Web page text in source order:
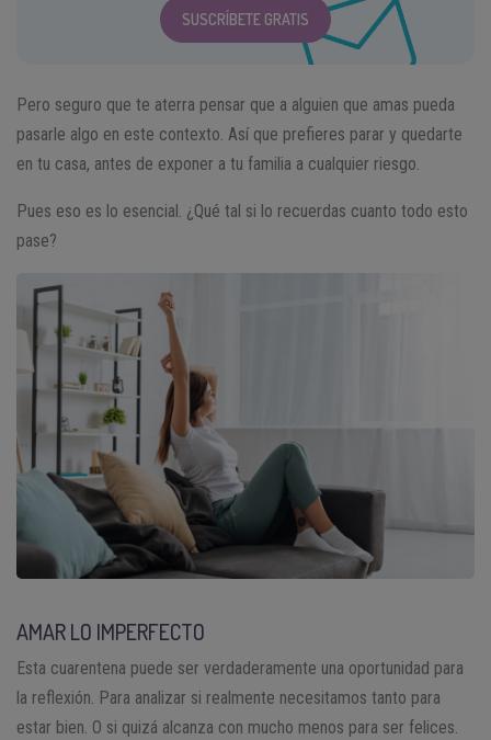
SUSCRÍBETE GRATIS
Pero seguro que te aterra pensar que a alguien que amas pueda
pasarle algo en este contexto. Así que prefieres parar y quedarte
en tu casa, antes de exponer a tu familia a cualquier riesgo.
Pues eso es lo esencial. ¿Qué tal si lo recuerdas cuanto todo esto
pase?
AMAR LO IMPERFECTO
Esta cuarentena puede ser verdaderamente una oportunidad para
la reflexión. Para analizar si realmente necesitamos tanto para
estar bien. O si quizá alcanza con mucho menos para ser felices.